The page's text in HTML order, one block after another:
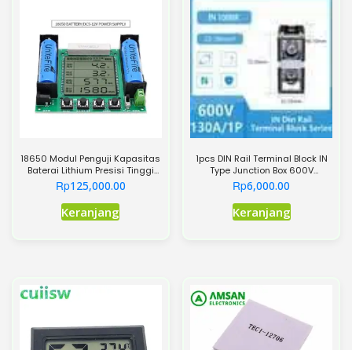
18650 Modul Penguji Kapasitas
Baterai Lithium Presisi Tinggi
XH-M239 LCD Tampilan Digital
Modul Kapasitas
Sesungguhnya Pengukuran
MaH/MwH
Rp125,000.00
Keranjang
1pcs DIN Rail Terminal Block IN
Type Junction Box 600V
20/30/50/60/90/130/240A
Split High Current Brass Wire
Connector – IN100BK
Rp6,000.00
KeranjangProduk
ini
ini
dapat